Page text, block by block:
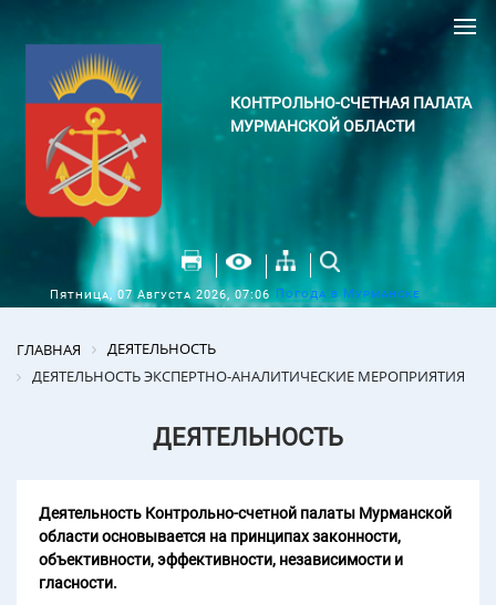
КОНТРОЛЬНО-СЧЕТНАЯ ПАЛАТА
МУРМАНСКОЙ ОБЛАСТИ
Пятница, 07 Августа 2026, 07:06 Погода в Мурманске
ГЛАВНАЯ
ДЕЯТЕЛЬНОСТЬ
ДЕЯТЕЛЬНОСТЬ ЭКСПЕРТНО-АНАЛИТИЧЕСКИЕ МЕРОПРИЯТИЯ
ДЕЯТЕЛЬНОСТЬ
Деятельность Контрольно-счетной палаты Мурманской
области основывается на принципах законности,
объективности, эффективности, независимости и
гласности.